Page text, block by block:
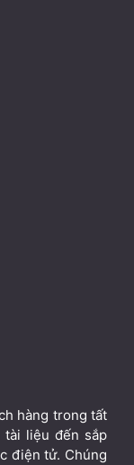
hàng trong tất
liệu đến sắp
điện tử. Chúng